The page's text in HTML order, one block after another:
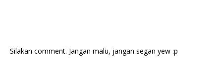
Silakan comment. Jangan malu, jangan segan yew :p